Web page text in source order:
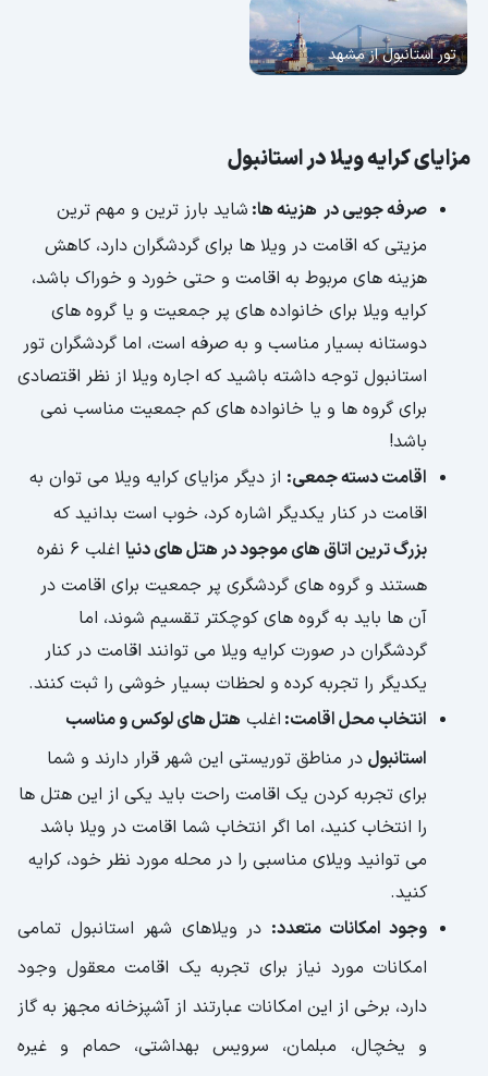
تور استانبول از مشهد
مزایای کرایه ویلا در استانبول
صرفه جویی در هزینه ها: شاید بارز ترین و مهم ترین
مزیتی که اقامت در ویلا ها برای گردشگران دارد، کاهش
هزینه های مربوط به اقامت و حتی خورد و خوراک باشد،
کرایه ویلا برای خانواده های پر جمعیت و یا گروه های
دوستانه بسیار مناسب و به صرفه است، اما گردشگران تور
استانبول توجه داشته باشید که اجاره ویلا از نظر اقتصادی
برای گروه ها و یا خانواده های کم جمعیت مناسب نمی
باشد!
اقامت دسته جمعی: از دیگر مزایای کرایه ویلا می توان به
اقامت در کنار یکدیگر اشاره کرد، خوب است بدانید که
بزرگ ترین اتاق های موجود در هتل های دنیا
اغلب 6 نفره
هستند و گروه های گردشگری پر جمعیت برای اقامت در
آن ها باید به گروه های کوچکتر تقسیم شوند، اما
گردشگران در صورت کرایه ویلا می توانند اقامت در کنار
یکدیگر را تجربه کرده و لحظات بسیار خوشی را ثبت کنند.
انتخاب محل اقامت: اغلب هتل های لوکس و مناسب
استانبول در مناطق توریستی این شهر قرار دارند و شما
برای تجربه کردن یک اقامت راحت باید یکی از این هتل ها
را انتخاب کنید، اما اگر انتخاب شما اقامت در ویلا باشد
می توانید ویلای مناسبی را در محله مورد نظر خود، کرایه
کنید.
وجود امکانات متعدد: در ویلاهای شهر استانبول تمامی
امکانات مورد نیاز برای تجربه یک اقامت معقول وجود
دارد، برخی از این امکانات عبارتند از آشپزخانه مجهز به گاز
و یخچال، مبلمان، سرویس بهداشتی، حمام و غیره